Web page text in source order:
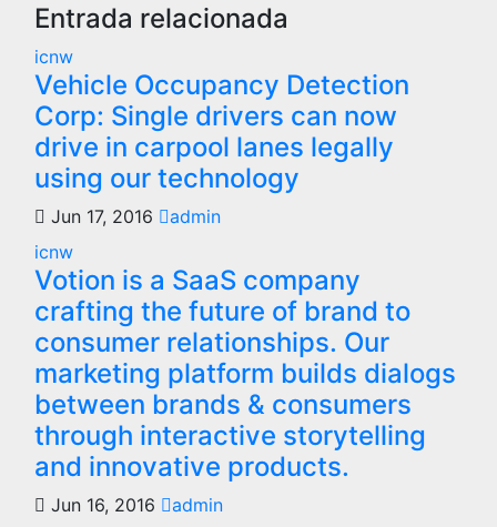
Entrada relacionada
icnw
Vehicle Occupancy Detection
Corp: Single drivers can now
drive in carpool lanes legally
using our technology
Jun 17, 2016
admin
icnw
Votion is a SaaS company
crafting the future of brand to
consumer relationships. Our
marketing platform builds dialogs
between brands & consumers
through interactive storytelling
and innovative products.
Jun 16, 2016
admin